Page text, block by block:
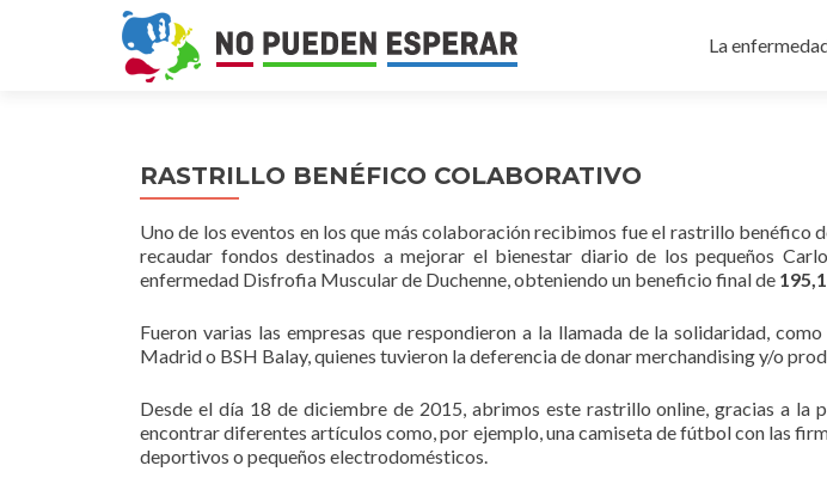
La
RASTRILLO BENÉFICO COLABORATIVO
Uno de los eventos en los que más colaboración recibimos fue el rastrillo benéfico
recaudar fondos destinados a mejorar el bienestar diario de los pequeños
enfermedad Disfrofia Muscular de Duchenne, obteniendo un beneficio final de
Fueron varias las empresas que respondieron a la llamada de la solidaridad,
Madrid o BSH Balay, quienes tuvieron la deferencia de donar merchandising y/o
Desde el día 18 de diciembre de 2015, abrimos este rastrillo online, gracias a la
encontrar diferentes artículos como, por ejemplo, una camiseta de fútbol con las
deportivos o pequeños electrodomésticos.